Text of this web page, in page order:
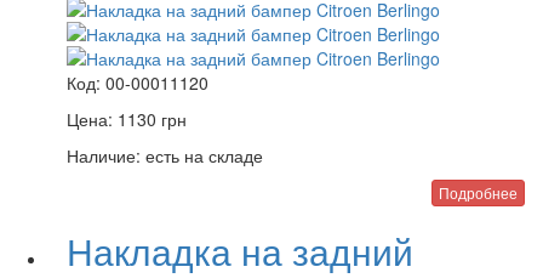
Код: 00-00011120
Цена: 1130 грн
Наличие: есть на складе
Подробнее
Накладка на задний